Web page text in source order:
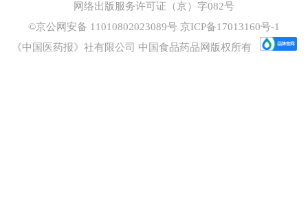
网络出版服务许可证（京）字082号
©京公网安备 11010802023089号 京ICP备17013160号-1
《中国医药报》社有限公司 中国食品药品网版权所有